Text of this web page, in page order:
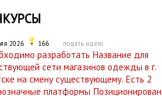
2026 166 подать идею
разработать Название для
сети магазинов одежды в г.
на смену существующему. Есть 2
платформы